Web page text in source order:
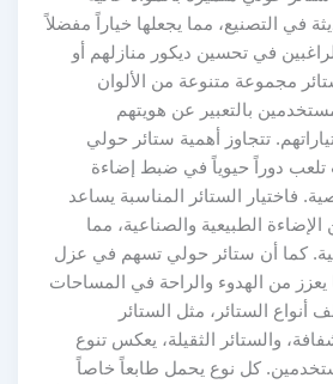
في التصنيع، مما يجعلها خياراً مفضلاً
في تحسين ديكور منازلهم أو
مجموعة متنوعة من الألوان
بالتعبير عن هويتهم
تتجاوز أهمية ستائر حولي
دوراً حيوياً في ضبط إضاءة
فاختيار الستائر المناسبة يساعد
الطبيعية والصناعية، مما
كما أن ستائر حولي تسهم في عزل
من الهدوء والراحة في المساحات
الستائر، مثل الستائر
والستائر الثقيلة، يعكس تنوع
كل نوع يحمل طابعاً خاصاً